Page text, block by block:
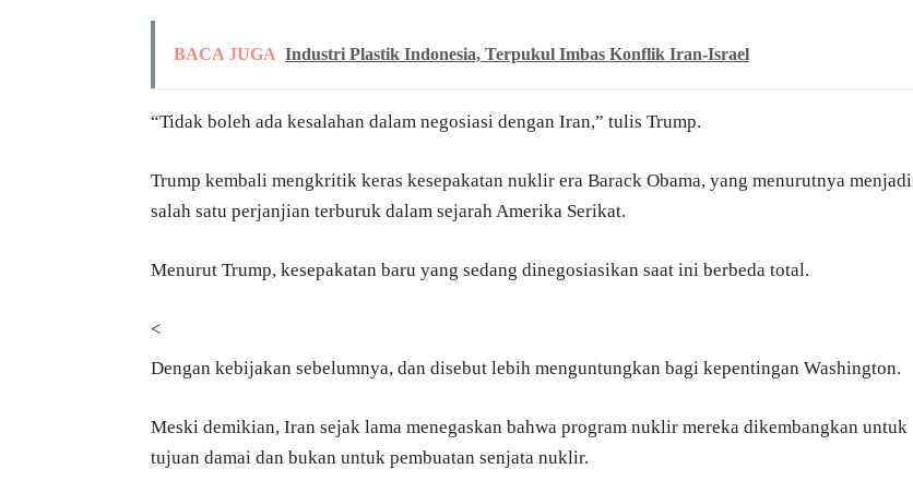
BACA JUGA Industri Plastik Indonesia, Terpukul Imbas Konflik Iran-Israel
“Tidak boleh ada kesalahan dalam negosiasi dengan Iran,” tulis Trump.
Trump kembali mengkritik keras kesepakatan nuklir era Barack Obama, yang menurutnya menjadi
salah satu perjanjian terburuk dalam sejarah Amerika Serikat.
Menurut Trump, kesepakatan baru yang sedang dinegosiasikan saat ini berbeda total.
<
Dengan kebijakan sebelumnya, dan disebut lebih menguntungkan bagi kepentingan Washington.
Meski demikian, Iran sejak lama menegaskan bahwa program nuklir mereka dikembangkan untuk
tujuan damai dan bukan untuk pembuatan senjata nuklir.